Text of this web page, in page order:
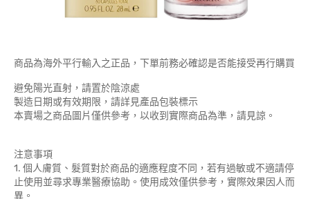
商品為海外平行輸入之正品，下單前務必確認是否能接受再行購買
避免陽光直射，請置於陰涼處
製造日期或有效期限，請詳見產品包裝標示
本賣場之商品圖片僅供參考，以收到實際商品為準，請見諒。
注意事項
1. 個人膚質、髮質對於商品的適應程度不同，若有過敏或不適請停
止使用並尋求專業醫療協助。使用成效僅供參考，實際效果因人而
異。